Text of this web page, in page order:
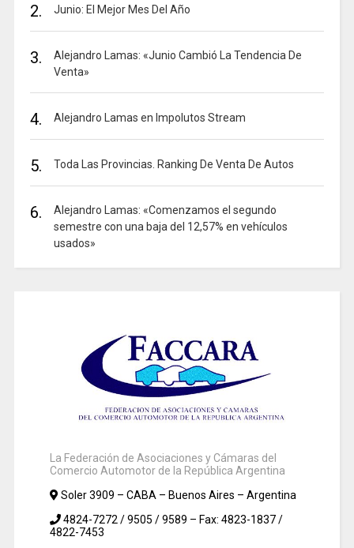
2. Junio: El Mejor Mes Del Año
3.
Alejandro Lamas: «Junio Cambió La Tendencia De
Venta»
4. Alejandro Lamas en Impolutos Stream
5. Toda Las Provincias. Ranking De Venta De Autos
6.
Alejandro Lamas: «Comenzamos el segundo
semestre con una baja del 12,57% en vehículos
usados»
La Federación de Asociaciones y Cámaras del
Comercio Automotor de la República Argentina
Soler 3909 – CABA – Buenos Aires – Argentina
4824-7272 / 9505 / 9589 – Fax: 4823-1837 /
4822-7453